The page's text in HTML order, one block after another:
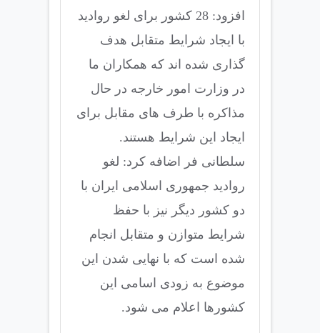
افزود: 28 کشور برای لغو روادید
با ایجاد شرایط متقابل هدف
گذاری شده اند که همکاران ما
در وزارت امور خارجه در حال
مذاکره با طرف های مقابل برای
ایجاد این شرایط هستند.
سلطانی فر اضافه کرد: لغو
روادید جمهوری اسلامی ایران با
دو کشور دیگر نیز با حفظ
شرایط متوازن و متقابل انجام
شده است که با نهایی شدن این
موضوع به زودی اسامی این
کشورها اعلام می شود.